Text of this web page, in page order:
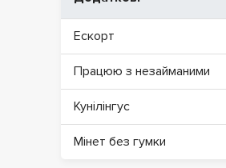
Ескорт
Працюю з незайманими
Кунілінгус
Мінет без гумки